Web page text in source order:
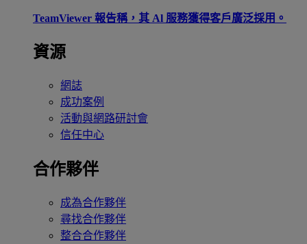
TeamViewer 報告稱，其 Al 服務獲得客戶廣泛採用。
資源
網誌
成功案例
活動與網路研討會
信任中心
合作夥伴
成為合作夥伴
尋找合作夥伴
整合合作夥伴